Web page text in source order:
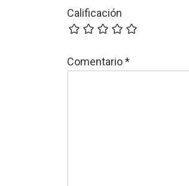
Calificación
Comentario*